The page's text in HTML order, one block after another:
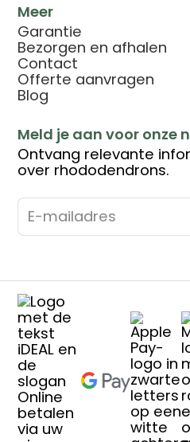
Meer
Garantie
Bezorgen en afhalen
Contact
Offerte aanvragen
Blog
Meld je aan voor onze
Ontvang relevante
over rhododendrons.